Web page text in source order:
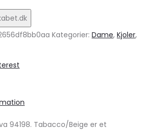
Kategorier: Dame, Kjoler,
94198. Tabacco/Beige er et